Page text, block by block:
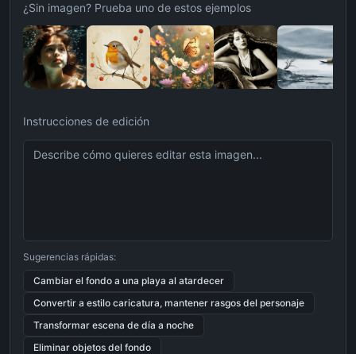
¿Sin imagen? Prueba uno de estos ejemplos
Instrucciones de edición
Sugerencias rápidas:
Cambiar el fondo a una playa al atardecer
Convertir a estilo caricatura, mantener rasgos del personaje
Transformar escena de día a noche
Eliminar objetos del fondo